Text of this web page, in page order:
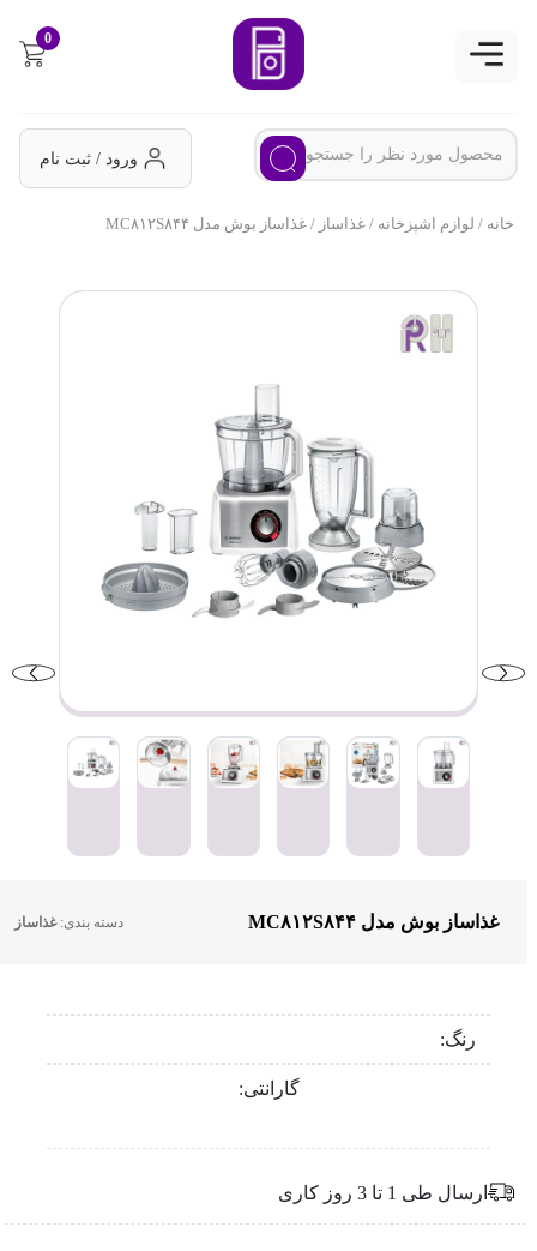
0
ورود / ثبت نام
خانه/ لوازم اشپزخانه/ غذاساز/ غذاساز بوش مدل MC۸۱۲S۸۴۴
غذاساز بوش مدل MC۸۱۲S۸۴۴ دسته بندی:غذاساز
رنگ:
گارانتی:
ارسال طی 1 تا 3 روز کاری